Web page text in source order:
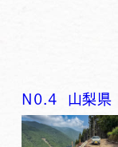
N0. 4 山梨県